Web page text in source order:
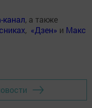
канал, а также
, «Дзен» и Макс